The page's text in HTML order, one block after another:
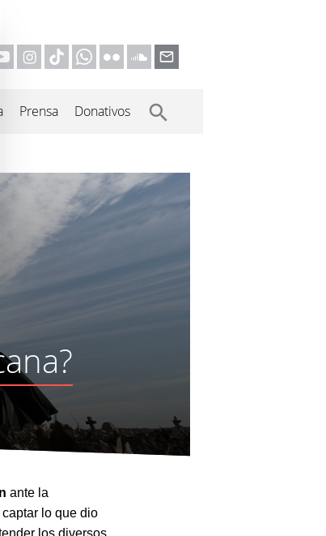
Prensa Donativos
ante la
lo que dio